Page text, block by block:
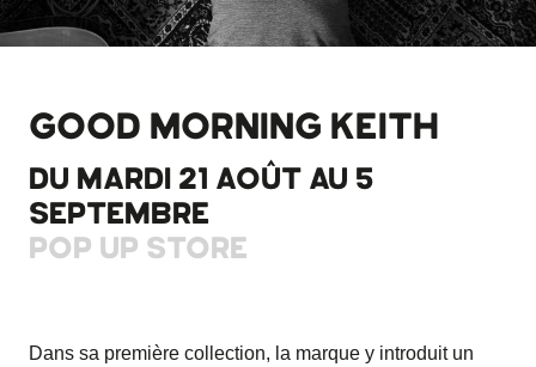
GOOD MORNING KEITH
DU MARDI 21 AOÛT AU 5
SEPTEMBRE
POP UP STORE
Dans sa première collection, la marque y introduit un